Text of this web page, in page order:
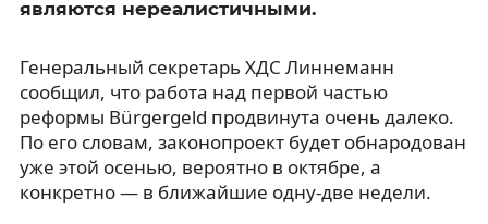
являются нереалистичными.
Генеральный секретарь ХДС Линнеманн
сообщил, что работа над первой частью
реформы Bürgergeld продвинута очень далеко.
По его словам, законопроект будет обнародован
уже этой осенью, вероятно в октябре, а
конкретно — в ближайшие одну-две недели.